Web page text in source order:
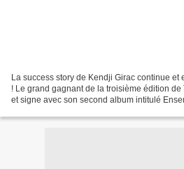
La success story de Kendji Girac continue et
! Le grand gagnant de la troisième édition de
et signe avec son second album intitulé